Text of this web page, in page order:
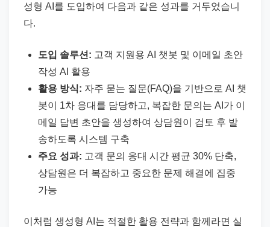
성형 AI를 도입하여 다음과 같은 성과를 거두었습니
다.
도입 솔루션: 고객 지원용 AI 챗봇 및 이메일 초안
작성 AI 활용
활용 방식: 자주 묻는 질문(FAQ)을 기반으로 AI 챗
봇이 1차 응대를 담당하고, 복잡한 문의는 AI가 이
메일 답변 초안을 생성하여 상담원이 검토 후 발
송하도록 시스템 구축
주요 성과: 고객 문의 응대 시간 평균 30% 단축,
상담원은 더 복잡하고 중요한 문제 해결에 집중
가능
이처럼 생성형 AI는 적절한 활용 전략과 함께라면 실